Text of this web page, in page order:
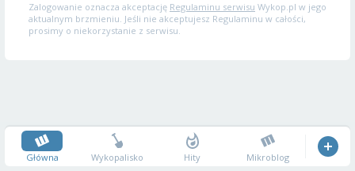
Zalogowanie oznacza akceptację Regulaminu serwisu Wykop.pl w jego
aktualnym brzmieniu. Jeśli nie akceptujesz Regulaminu w całości,
prosimy o niekorzystanie z serwisu.
Główna Wykopalisko Hity Mikroblog